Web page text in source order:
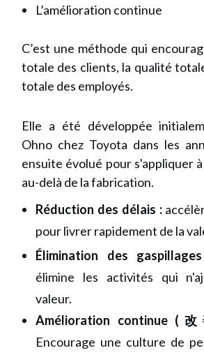
L’amélioration continue
C’est une méthode qui
totale des clients, la qualité
totale des employés.
Elle a été développée
Ohno chez Toyota dans les
ensuite évolué pour s'appliquer
au-delà de la fabrication.
Réduction des délais :
pour livrer rapidement de la
Élimination des
élimine les activités qui
valeur.
Amélioration continue (
Encourage une culture de